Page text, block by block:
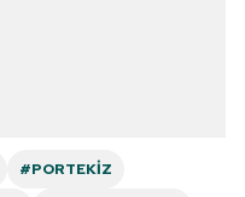
#PORTEKIZ